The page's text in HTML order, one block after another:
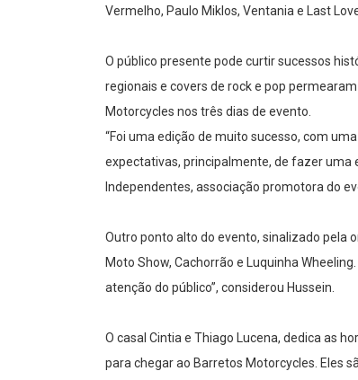
Vermelho, Paulo Miklos, Ventania e Last
O público presente pode curtir sucessos
regionais e covers de rock e pop
Motorcycles nos três dias de evento.
“Foi uma edição de muito sucesso, com
expectativas, principalmente, de fazer uma
Independentes, associação promotora do
Outro ponto alto do evento, sinalizado pela
Moto Show, Cachorrão e Luquinha
atenção do público”, considerou Hussein.
O casal Cintia e Thiago Lucena, dedica as
para chegar ao Barretos Motorcycles. Eles